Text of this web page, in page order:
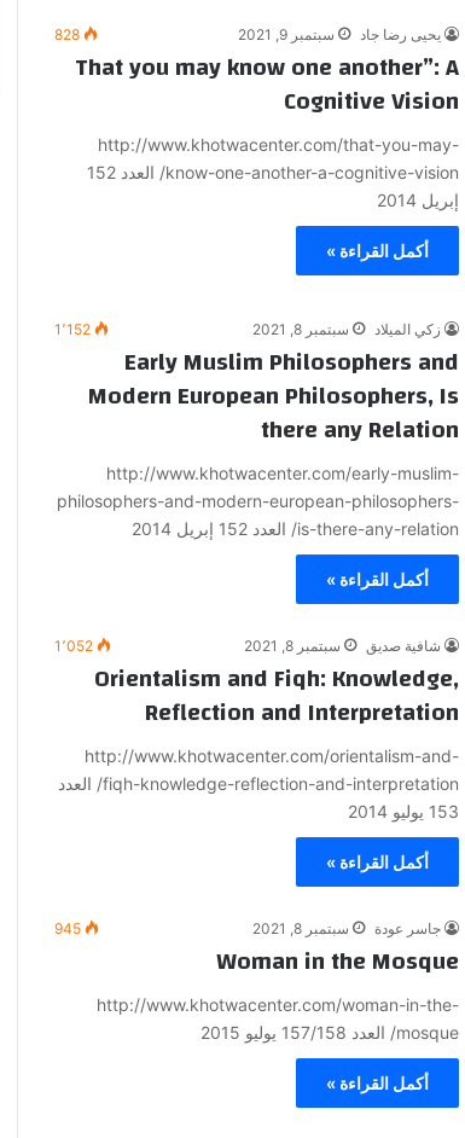
يحيى رضا جاد سبتمبر 9, 2021 828
That you may know one another”: A
Cognitive Vision
http://www.khotwacenter.com/that-you-may-
know-one-another-a-cognitive-vision/ العدد 152
إبريل 2014
أكمل القراءة »
زكي الميلاد سبتمبر 8, 2021 1٬152
Early Muslim Philosophers and
Modern European Philosophers, Is
there any Relation
http://www.khotwacenter.com/early-muslim-
philosophers-and-modern-european-philosophers-
is-there-any-relation/ العدد 152 إبريل 2014
أكمل القراءة »
شافية صديق سبتمبر 8, 2021 1٬052
Orientalism and Fiqh: Knowledge,
Reflection and Interpretation
http://www.khotwacenter.com/orientalism-and-
fiqh-knowledge-reflection-and-interpretation/ العدد
153 يوليو 2014
أكمل القراءة »
جاسر عودة سبتمبر 8, 2021 945
Woman in the Mosque
http://www.khotwacenter.com/woman-in-the-
mosque/ العدد 157/158 يوليو 2015
أكمل القراءة »